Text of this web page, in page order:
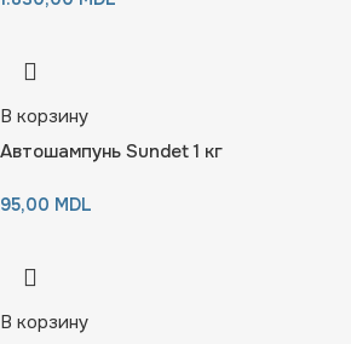
В корзину
Автошампунь Sundet 1 кг
95,00 MDL
В корзину